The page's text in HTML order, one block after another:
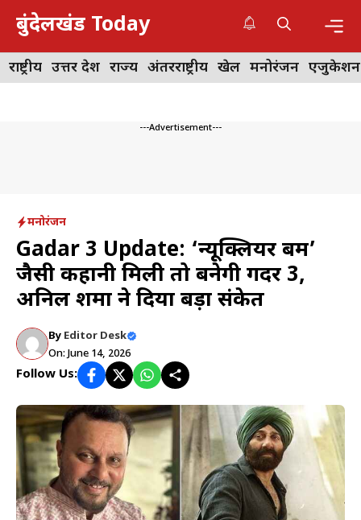
Skip
content
बुंदेलखंड Today
राष्ट्रीय उत्तर प्रदेश राज्य अंतरराष्ट्रीय खेल मनोरंजन एजुकेशन
---Advertisement---
मनोरंजन
Gadar 3 Update: ‘न्यूक्लियर बम’
जैसी कहानी मिली तो बनेगी गदर 3,
अनिल शर्मा ने दिया बड़ा संकेत
By Editor Desk
On: June 14, 2026
Follow Us: